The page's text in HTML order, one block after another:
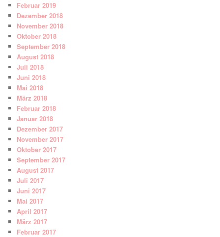
Februar 2019
Dezember 2018
November 2018
Oktober 2018
September 2018
August 2018
Juli 2018
Juni 2018
Mai 2018
März 2018
Februar 2018
Januar 2018
Dezember 2017
November 2017
Oktober 2017
September 2017
August 2017
Juli 2017
Juni 2017
Mai 2017
April 2017
März 2017
Februar 2017